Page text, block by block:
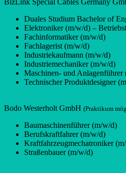
BizLink Special Cables Germany
Duales Studium Bachelor of
Elektroniker (m/w/d) –
Fachinformatiker (m/w/d)
Fachlagerist (m/w/d)
Industriekaufmann (m/w/d)
Industriemechaniker (m/w/d)
Maschinen- und Anlagenführer
Technischer Produktdesigner
Bodo Westerholt GmbH (Praktikum
Baumaschinenführer (m/w/d)
Berufskraftfahrer (m/w/d)
Kraftfahrzeugmechatroniker
Straßenbauer (m/w/d)